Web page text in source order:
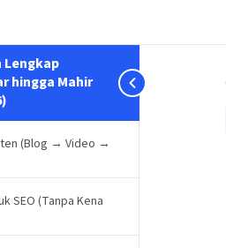
Lengkap
hingga Mahir
(Blog → Video →
SEO (Tanpa Kena